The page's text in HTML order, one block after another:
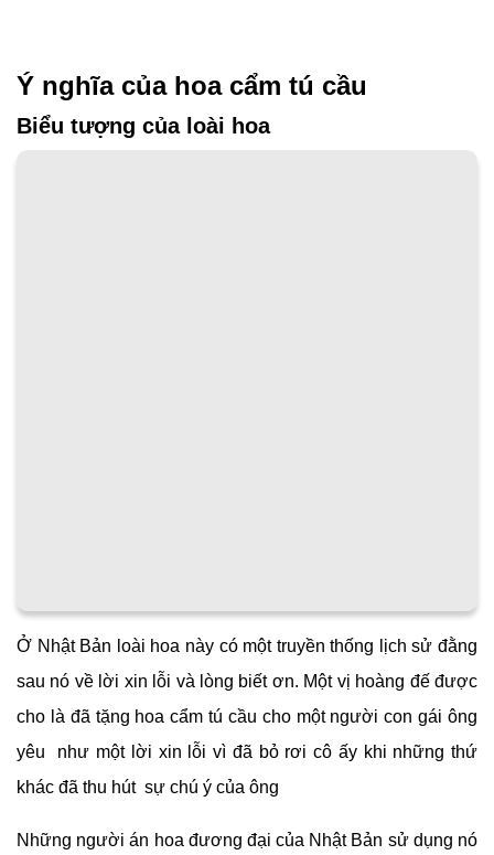
Ý nghĩa của hoa cẩm tú cầu
Biểu tượng của loài hoa
Ở Nhật Bản loài hoa này có một truyền thống lịch sử đằng
sau nó về lời xin lỗi và lòng biết ơn. Một vị hoàng đế được
cho là đã tặng hoa cẩm tú cầu cho một người con gái ông
yêu như một lời xin lỗi vì đã bỏ rơi cô ấy khi những thứ
khác đã thu hút sự chú ý của ông
Những người án hoa đương đại của Nhật Bản sử dụng nó